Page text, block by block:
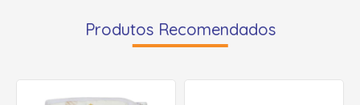
Produtos Recomendados